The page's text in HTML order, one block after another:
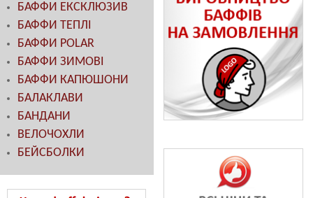
БАФФИ ЕКСКЛЮЗИВ
БАФФИ ТЕПЛІ
БАФФИ POLAR
БАФФИ ЗИМОВІ
БАФФИ КАПЮШОНИ
БАЛАКЛАВИ
БАНДАНИ
ВЕЛОЧОХЛИ
БЕЙСБОЛКИ